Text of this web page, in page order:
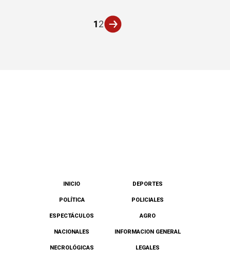
12
INICIO DEPORTES
POLÍTICA POLICIALES
ESPECTÁCULOS AGRO
NACIONALES INFORMACION GENERAL
NECROLÓGICAS LEGALES